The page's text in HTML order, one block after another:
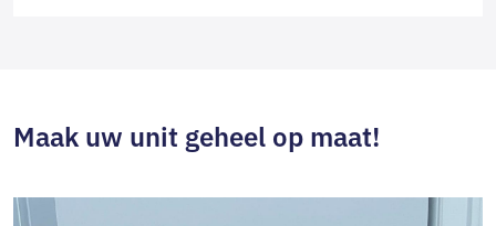
Maak uw unit geheel op maat!